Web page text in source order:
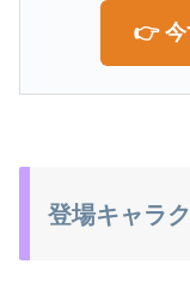
👉 今
登場キャラ